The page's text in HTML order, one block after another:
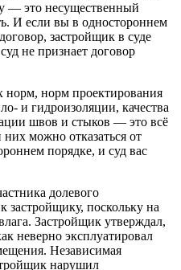
— это несущественный
И если вы в одностороннем
застройщик в суде
не признает договор
норм, норм проектирования
и гидроизоляции, качества
швов и стыков — это всё
можно отказаться от
порядке, и суд вас
долевого
застройщику, поскольку на
Застройщик утверждал,
неверно эксплуатировал
Независимая
нарушил